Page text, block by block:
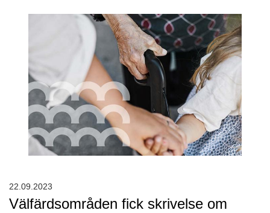
Välfärdsområden fick skrivelse om
22.09.2023